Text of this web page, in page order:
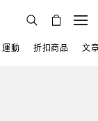
運動 折扣商品 文